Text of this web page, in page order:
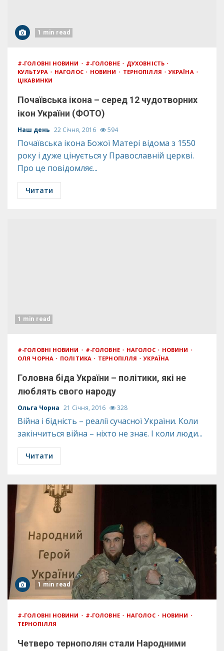
1 min read
#-ГОЛОВНІ НОВИНИ #-ГОЛОВНЕ
ДУХОВНІСТЬ
КУЛЬТУРА
НАГОЛОС НОВИНИ ТЕРНОПІЛЛЯ
УКРАЇНА
ЦІКАВИНКИ
Почаївська ікона – серед 12 чудотворних
ікон України (ФОТО)
Наш день 22 Січня, 2016 594
Почаївська ікона Божої Матері відома з 1550
року і дуже цінується у Православній церкві.
Про це повідомляє...
Читати
1 min read
#-ГОЛОВНІ НОВИНИ #-ГОЛОВНЕ НАГОЛОС
НОВИНИ
ОЛЯ ЧОРНА
ПОЛІТИКА ТЕРНОПІЛЛЯ УКРАЇНА
Головна біда України – політики, які не
люблять свого народу
Ольга Чорна 21 Січня, 2016 328
Війна і бідність – реалії сучасної України. Коли
закінчиться війна – ніхто не знає. І коли люди...
Читати
1 min read
#-ГОЛОВНІ НОВИНИ #-ГОЛОВНЕ НАГОЛОС
НОВИНИ
ТЕРНОПІЛЛЯ
Четверо тернополян стали Народними